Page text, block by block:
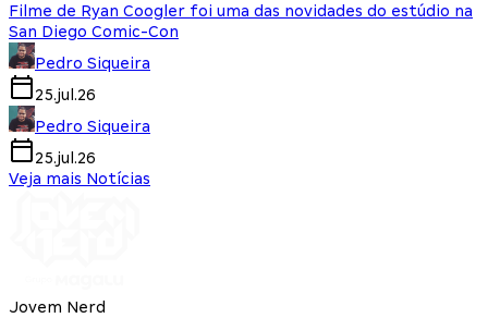
Filme de Ryan Coogler foi uma das novidades do estúdio na
San Diego Comic-Con
Pedro Siqueira
25.jul.26
Pedro Siqueira
25.jul.26
Veja mais Notícias
Jovem Nerd